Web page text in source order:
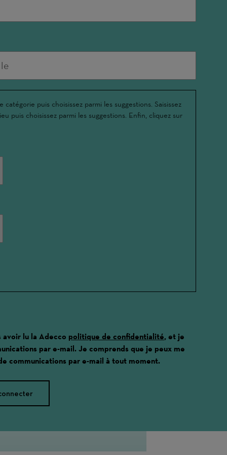
puis choisissez parmi les suggestions. Saisissez
puis choisissez parmi les suggestions. Enfin, cliquez sur
avoir lu la Adecco politique de confidentialité, et je
par e-mail. Je comprends que je peux me
communications par e-mail à tout moment.